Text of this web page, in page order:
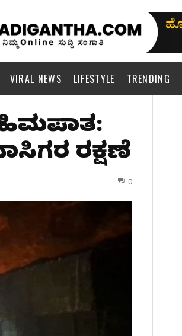
VIRAL NEWS LIFESTYLE TRENDING
ಹಿಮಪಾತ:
ರಕ್ಷಣೆ
0